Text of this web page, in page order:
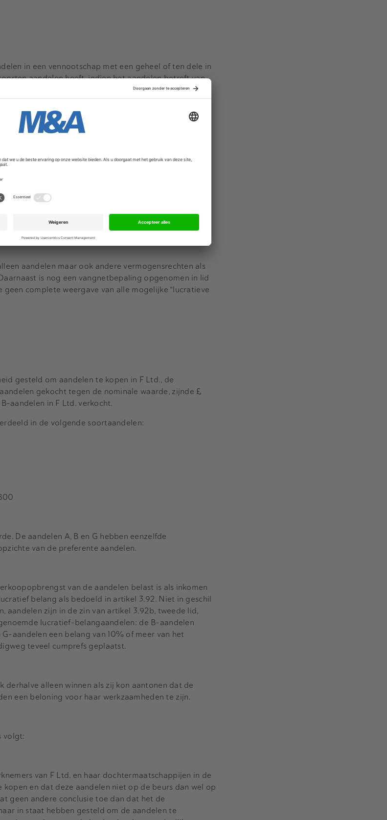
in een vennootschap met een geheel of ten dele in
aandelen heeft, indien het aandelen betreft van
totale geplaatste aandelenkapitaal van die
totale geplaatste aandelenkapitaal van de
per jaar.
categorieën) werknemers en uit de
blijkt bovendien dat de wetgever bij de
dat ook werknemers met de toepassing van de
aandelen maar ook andere vermogensrechten als
is nog een vangnetbepaling opgenomen in lid
complete weergave van alle mogelijke “lucratieve
gesteld om aandelen te kopen in F Ltd., de
gekocht tegen de nominale waarde, zijnde £
aandelen in F Ltd. verkocht.
in de volgende soortaandelen:
De aandelen A, B en G hebben eenzelfde
van de preferente aandelen.
van de aandelen belast is als inkomen
belang als bedoeld in artikel 3.92. Niet in geschil
aandelen zijn in de zin van artikel 3.92b, tweede lid,
lucratief-belangaandelen: de B-aandelen
aandelen een belang van 10% of meer van het
teveel cumprefs geplaatst.
derhalve alleen winnen als zij kon aantonen dat de
een beloning voor haar werkzaamheden te zijn.
volgt:
van F Ltd. en haar dochtermaatschappijen in de
en dat deze aandelen niet op de beurs dan wel op
geen andere conclusie toe dan dat het de
in staat hebben gesteld om de aandelen te